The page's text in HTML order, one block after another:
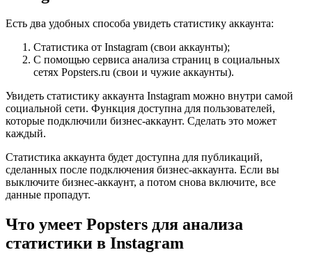
Есть два удобных способа увидеть статистику аккаунта:
Статистика от Instagram (свои аккаунты);
С помощью сервиса анализа страниц в социальных
сетях Popsters.ru (свои и чужие аккаунты).
Увидеть статистику аккаунта Instagram можно внутри самой
социальной сети. Функция доступна для пользователей,
которые подключили бизнес-аккаунт. Сделать это может
каждый.
Статистика аккаунта будет доступна для публикаций,
сделанных после подключения бизнес-аккаунта. Если вы
выключите бизнес-аккаунт, а потом снова включите, все
данные пропадут.
Что умеет Popsters для анализа
статистики в Instagram